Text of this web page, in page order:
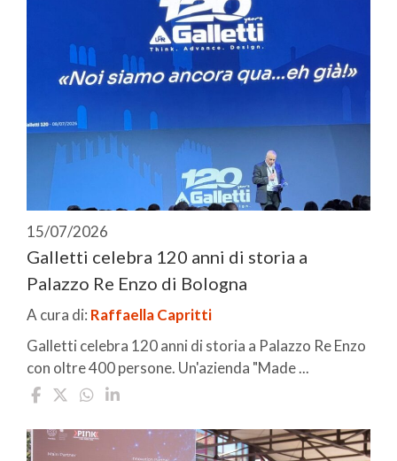
15/07/2026
Galletti celebra 120 anni di storia a
Palazzo Re Enzo di Bologna
A cura di: Raffaella Capritti
Galletti celebra 120 anni di storia a Palazzo Re Enzo
con oltre 400 persone. Un'azienda "Made ...